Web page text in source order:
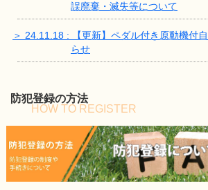
誤廃棄・滅失等について
＞ 24.11.18 : 【更新】ペダル付き原動機付
らせ
防犯登録の方法
HOW TO REGISTER